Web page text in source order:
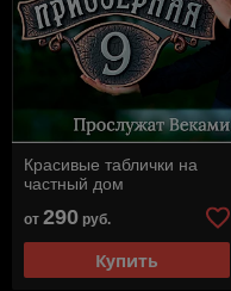
Красивые таблички на
частный дом
от 290 руб.
Купить